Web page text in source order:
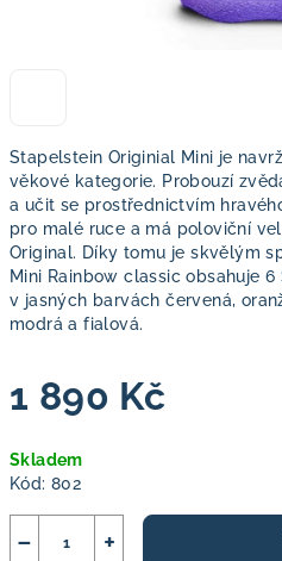
Stapelstein Originial Mini je
věkové kategorie. Probouzí
a učit se prostřednictvím
pro malé ruce a má poloviční
Original. Díky tomu je skvělým
Mini Rainbow classic obsahuje
v jasných barvách červená,
modrá a fialová.
1 890 Kč
cena:
Skladem
Kód: 802
+
−